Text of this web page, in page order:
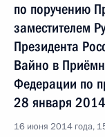
по поручению
заместителем
Президента
Вайно в
Федерации по
28 января
16 июня 2014 года,